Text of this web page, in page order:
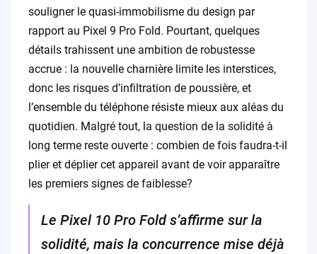
souligner le quasi-immobilisme du design par
rapport au Pixel 9 Pro Fold. Pourtant, quelques
détails trahissent une ambition de robustesse
accrue : la nouvelle charnière limite les interstices,
donc les risques d’infiltration de poussière, et
l’ensemble du téléphone résiste mieux aux aléas du
quotidien. Malgré tout, la question de la solidité à
long terme reste ouverte : combien de fois faudra-t-il
plier et déplier cet appareil avant de voir apparaître
les premiers signes de faiblesse?
Le Pixel 10 Pro Fold s’affirme sur la
solidité, mais la concurrence mise déjà